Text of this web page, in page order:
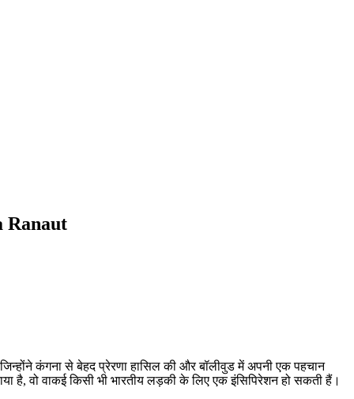
Ranaut
कंगना से बेहद प्रेरणा हासिल की और बॉलीवुड में अपनी एक पहचान
है, वो वाकई किसी भी भारतीय लड़की के लिए एक इंसिपिरेशन हो सकती हैं।